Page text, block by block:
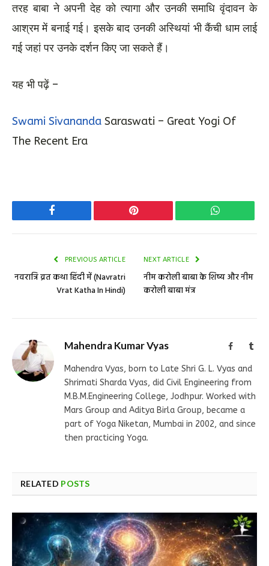
तरह बाबा ने अपनी देह को त्यागा और उनकी समाधि वृंदावन के
आश्रम में बनाई गई। इसके बाद उनकी अस्थियां भी कैंची धाम लाई
गई जहां पर उनके दर्शन किए जा सकते हैं।
यह भी पढ़ें –
Swami Sivananda Saraswati – Great Yogi Of
The Recent Era
Facebook Pinterest WhatsApp
PREVIOUS ARTICLE
नवरात्रि व्रत कथा हिंदी में (Navratri
Vrat Katha In Hindi)
NEXT ARTICLE
नीम करोली बाबा के शिष्य और नीम
करोली बाबा मंत्र
Mahendra Kumar Vyas Facebook
Mahendra Vyas, born to Late Shri G. L. Vyas and
Shrimati Sharda Vyas, did Civil Engineering from
M.B.M.Engineering College, Jodhpur. Worked with
Mars Group and Aditya Birla Group, became a
part of Yoga Niketan, Mumbai in 2002, and since
then practicing Yoga.
RELATED POSTS